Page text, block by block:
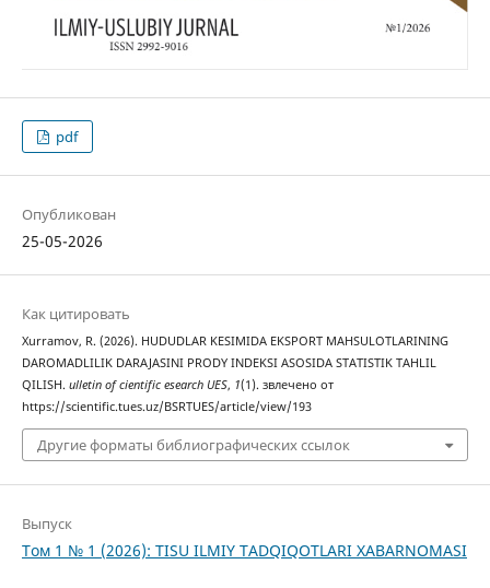
pdf
Опубликован
25-05-2026
Как цитировать
Xurramov, R. (2026). HUDUDLAR KESIMIDA EKSPORT MAHSULOTLARINING
DAROMADLILIK DARAJASINI PRODY INDEKSI ASOSIDA STATISTIK TAHLIL
QILISH. ulletin of cientific esearch UES, 1(1). звлечено от
https://scientific.tues.uz/BSRTUES/article/view/193
Другие форматы библиографических ссылок
Выпуск
Том 1 № 1 (2026): TISU ILMIY TADQIQOTLARI XABARNOMASI